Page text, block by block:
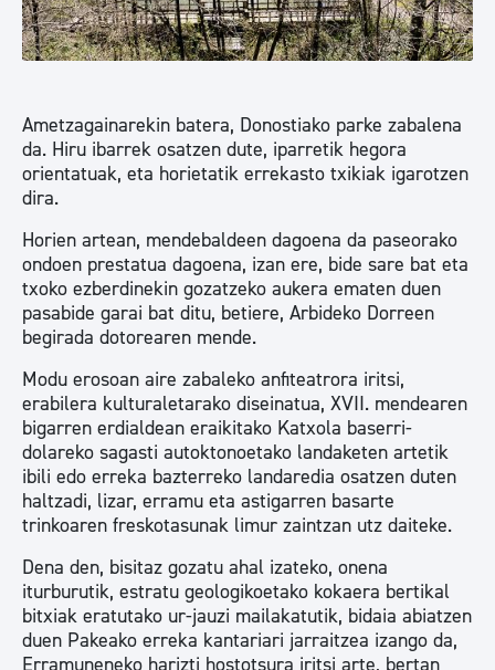
Ametzagainarekin batera, Donostiako parke zabalena
da. Hiru ibarrek osatzen dute, iparretik hegora
orientatuak, eta horietatik errekasto txikiak igarotzen
dira.
Horien artean, mendebaldeen dagoena da paseorako
ondoen prestatua dagoena, izan ere, bide sare bat eta
txoko ezberdinekin gozatzeko aukera ematen duen
pasabide garai bat ditu, betiere, Arbideko Dorreen
begirada dotorearen mende.
Modu erosoan aire zabaleko anfiteatrora iritsi,
erabilera kulturaletarako diseinatua, XVII. mendearen
bigarren erdialdean eraikitako Katxola baserri-
dolareko sagasti autoktonoetako landaketen artetik
ibili edo erreka bazterreko landaredia osatzen duten
haltzadi, lizar, erramu eta astigarren basarte
trinkoaren freskotasunak limur zaintzan utz daiteke.
Dena den, bisitaz gozatu ahal izateko, onena
iturburutik, estratu geologikoetako kokaera bertikal
bitxiak eratutako ur-jauzi mailakatutik, bidaia abiatzen
duen Pakeako erreka kantariari jarraitzea izango da,